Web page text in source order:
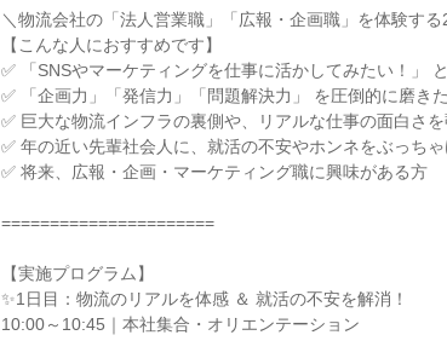
＼物流会社の「法人営業職」「広報・企画職」を体験する
【こんな人におすすめです】
✅ 「SNSやマーケティングを仕事に活かしてみたい！」
✅ 「企画力」「発信力」「問題解決力」 を圧倒的に磨き
✅ 巨大な物流インフラの裏側や、リアルな仕事の面白さ
✅ 年の近い先輩社会人に、就活の不安やホンネをぶっち
✅ 将来、広報・企画・マーケティング職に興味がある方
======================
【実施プログラム】
✨1日目：物流のリアルを体感 ＆ 就活の不安を解消！
10:00～10:45｜本社集合・オリエンテーション